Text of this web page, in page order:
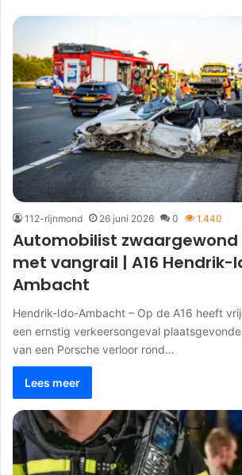
112-rijnmond 26 juni 2026 0 1.440
Automobilist
met vangrail | A16 Hendrik-
Ambacht
Hendrik-Ido-Ambacht – Op de A16 heeft
een ernstig verkeersongeval
van een Porsche verloor rond…
Lees meer